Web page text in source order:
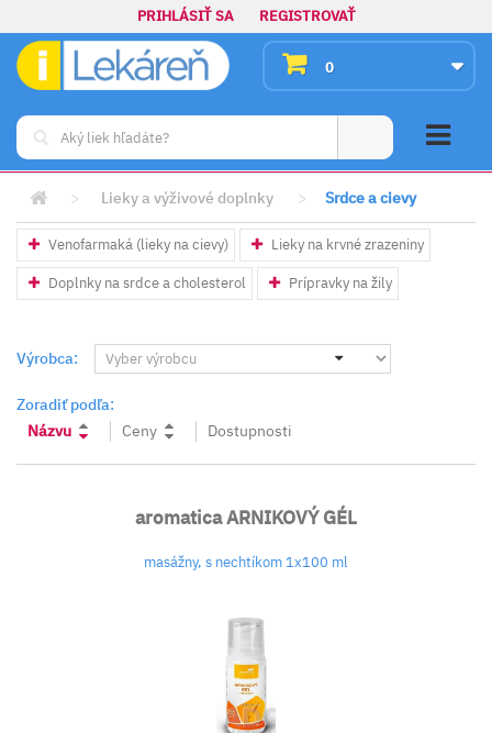
PRIHLÁSIŤ SA REGISTROVAŤ
0
> Lieky a výživové doplnky > Srdce a cievy
Venofarmaká (lieky na cievy) Lieky na krvné zrazeniny
Doplnky na srdce a cholesterol Prípravky na žily
Výrobca:
Zoradiť podľa:
Názvu
Ceny Dostupnosti
aromatica ARNIKOVÝ GÉL
masážny, s nechtíkom 1x100 ml